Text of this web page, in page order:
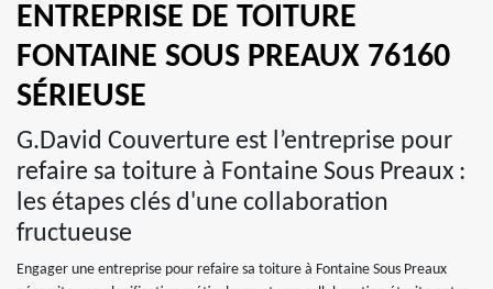
ENTREPRISE DE TOITURE
FONTAINE SOUS PREAUX 76160
SÉRIEUSE
G.David Couverture est l’entreprise pour
refaire sa toiture à Fontaine Sous Preaux :
les étapes clés d'une collaboration
fructueuse
Engager une entreprise pour refaire sa toiture à Fontaine Sous Preaux